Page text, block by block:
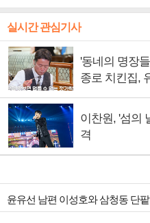
실시간 관심기사
'동네의 명장
종로 치킨집,
이찬원, '섬의
격
윤유선 남편 이성호와 삼청동 단